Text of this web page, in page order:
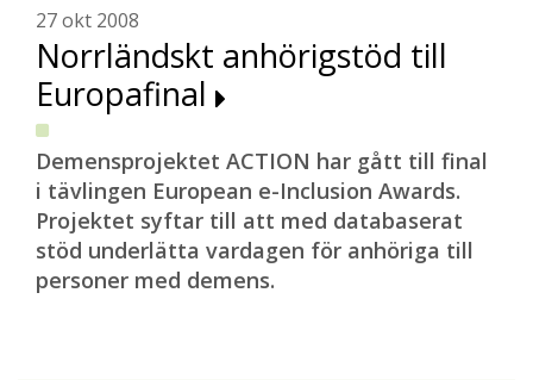
27 okt 2008
Norrländskt anhörigstöd till
Europafinal
Demensprojektet ACTION har gått till final
i tävlingen European e-Inclusion Awards.
Projektet syftar till att med databaserat
stöd underlätta vardagen för anhöriga till
personer med demens.